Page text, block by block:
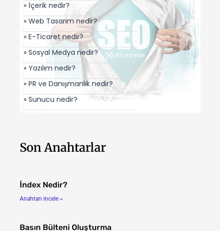
» İçerik nedir?
» Web Tasarım nedir?
» E-Ticaret nedir?
» Sosyal Medya nedir?
» Yazılım nedir?
» PR ve Danışmanlık nedir?
» Sunucu nedir?
Son Anahtarlar
İndex Nedir?
Anahtarı incele »
Basın Bülteni Oluşturma